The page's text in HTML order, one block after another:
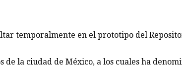
temporalmente en el prototipo del
la ciudad de México, a los cuales ha